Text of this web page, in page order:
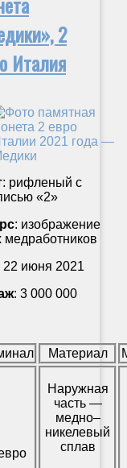
2
Италия
: рифленый с
«2»
: изображение
медработников
22 июня 2021
: 3 000 000
Материал
Наружная
часть —
медно–
никелевый
сплав